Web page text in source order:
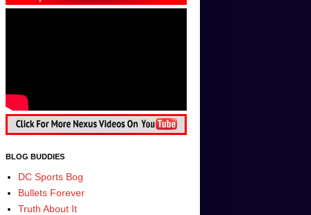
BLOG BUDDIES
DC Sports Bog
Bullets Forever
Truth About It